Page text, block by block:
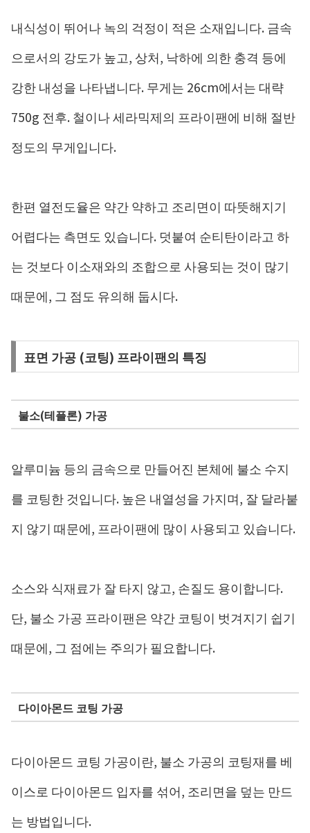
내식성이 뛰어나 녹의 걱정이 적은 소재입니다. 금속
으로서의 강도가 높고, 상처, 낙하에 의한 충격 등에
강한 내성을 나타냅니다. 무게는 26cm에서는 대략
750g 전후. 철이나 세라믹제의 프라이팬에 비해 절반
정도의 무게입니다.
한편 열전도율은 약간 약하고 조리면이 따뜻해지기
어렵다는 측면도 있습니다. 덧붙여 순티탄이라고 하
는 것보다 이소재와의 조합으로 사용되는 것이 많기
때문에, 그 점도 유의해 둡시다.
표면 가공 (코팅) 프라이팬의 특징
불소(테플론) 가공
알루미늄 등의 금속으로 만들어진 본체에 불소 수지
를 코팅한 것입니다. 높은 내열성을 가지며, 잘 달라붙
지 않기 때문에, 프라이팬에 많이 사용되고 있습니다.
소스와 식재료가 잘 타지 않고, 손질도 용이합니다.
단, 불소 가공 프라이팬은 약간 코팅이 벗겨지기 쉽기
때문에, 그 점에는 주의가 필요합니다.
다이아몬드 코팅 가공
다이아몬드 코팅 가공이란, 불소 가공의 코팅재를 베
이스로 다이아몬드 입자를 섞어, 조리면을 덮는 만드
는 방법입니다.